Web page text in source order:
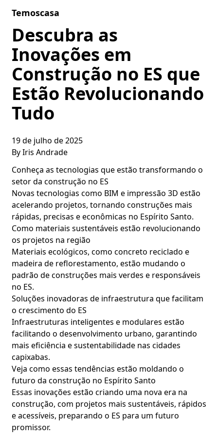
Temoscasa
Descubra as
Inovações em
Construção no ES que
Estão Revolucionando
Tudo
19 de julho de 2025
ByIris Andrade
Conheça as tecnologias que estão transformando o
setor da construção no ES
Novas tecnologias como BIM e impressão 3D estão
acelerando projetos, tornando construções mais
rápidas, precisas e econômicas no Espírito Santo.
Como materiais sustentáveis estão revolucionando
os projetos na região
Materiais ecológicos, como concreto reciclado e
madeira de reflorestamento, estão mudando o
padrão de construções mais verdes e responsáveis
no ES.
Soluções inovadoras de infraestrutura que facilitam
o crescimento do ES
Infraestruturas inteligentes e modulares estão
facilitando o desenvolvimento urbano, garantindo
mais eficiência e sustentabilidade nas cidades
capixabas.
Veja como essas tendências estão moldando o
futuro da construção no Espírito Santo
Essas inovações estão criando uma nova era na
construção, com projetos mais sustentáveis, rápidos
e acessíveis, preparando o ES para um futuro
promissor.